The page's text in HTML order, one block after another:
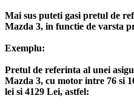
Mai sus puteti gasi pretul de
Mazda 3, in functie de varsta
Exemplu:
Pretul de referinta al unei
Mazda 3, cu motor intre 76 si
lei si 4129 Lei, astfel: